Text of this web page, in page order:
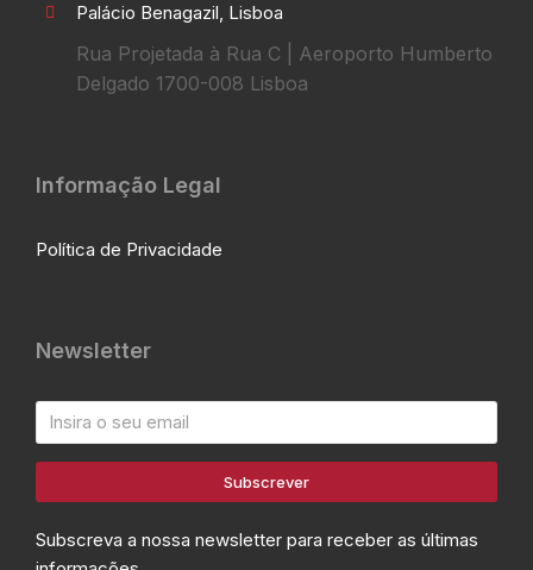
Palácio Benagazil, Lisboa
Rua Projetada à Rua C | Aeroporto Humberto
Delgado 1700-008 Lisboa
Informação Legal
Política de Privacidade
Newsletter
Subscrever
Subscreva a nossa newsletter para receber as últimas